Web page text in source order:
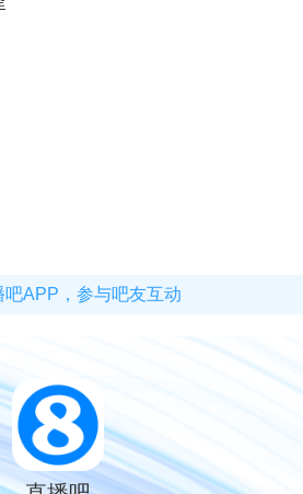
吧APP，参与吧友互动